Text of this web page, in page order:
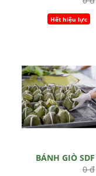
Hết hiệu lực
BÁNH GIÒ SDF
0 đ